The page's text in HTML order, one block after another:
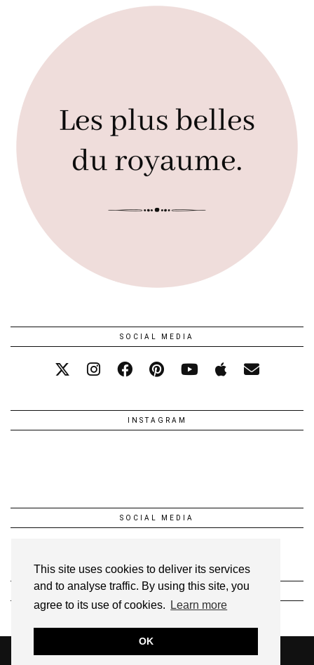
This site uses cookies to deliver its services
and to analyse traffic. By using this site, you
agree to its use of cookies.
Learn more
OK
SOCIAL MEDIA
INSTAGRAM
SOCIAL MEDIA
INSTAGRAM @1FEEDANSLESETOILES